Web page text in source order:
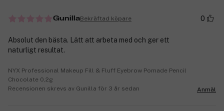
GunillaBekräftad köpare 0
Absolut den bästa. Lätt att arbeta med och ger ett
naturligt resultat.
NYX Professional Makeup Fill & Fluff Eyebrow Pomade Pencil
Chocolate 0,2g
Recensionen skrevs av Gunilla för 3 år sedan
Anmäl